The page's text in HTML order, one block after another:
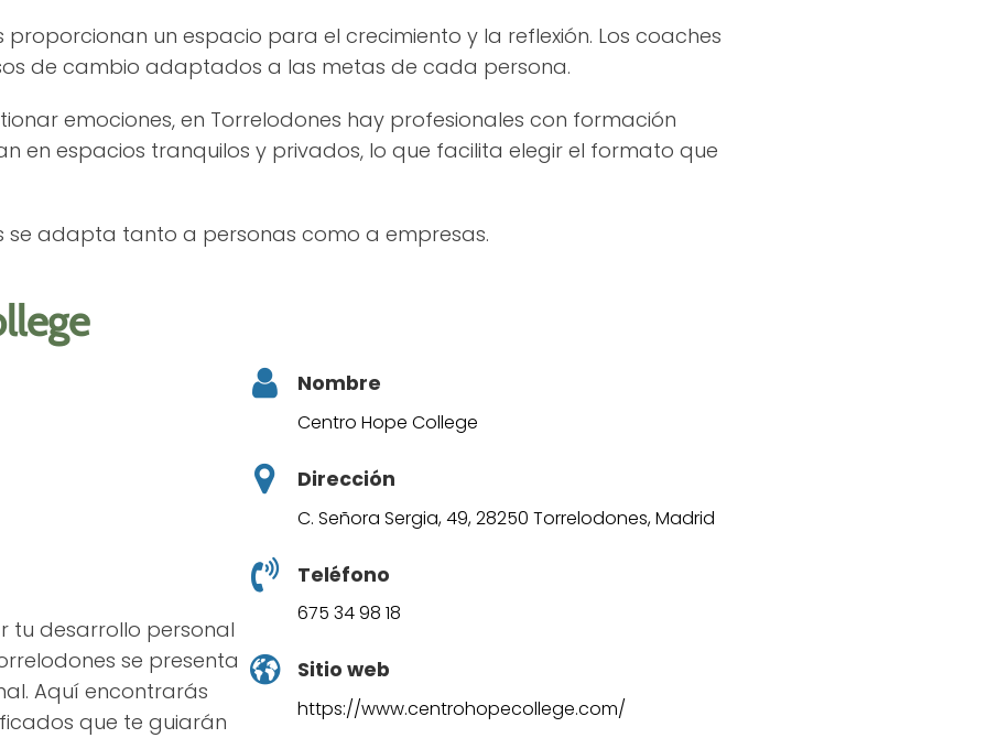
proporcionan un espacio para el crecimiento y la reflexión. Los coaches
de cambio adaptados a las metas de cada persona.
emociones, en Torrelodones hay profesionales con formación
en espacios tranquilos y privados, lo que facilita elegir el formato que
se adapta tanto a personas como a empresas.
tu desarrollo personal
se presenta
Aquí encontrarás
que te guiarán
Nombre
Centro Hope College
Dirección
C. Señora Sergia, 49, 28250 Torrelodones, Madrid
Teléfono
675 34 98 18
Sitio web
https://www.centrohopecollege.com/